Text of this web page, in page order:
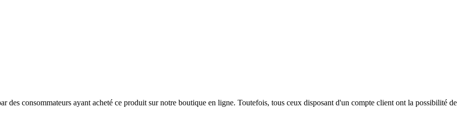
des consommateurs ayant acheté ce produit sur notre boutique en ligne. Toutefois, tous ceux disposant d'un compte client ont la possibilité de